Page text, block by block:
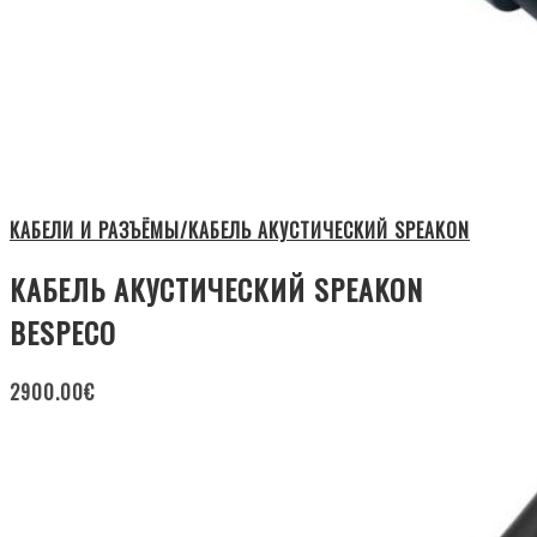
КАБЕЛИ И РАЗЪЁМЫ/КАБЕЛЬ АКУСТИЧЕСКИЙ SPEAKON
КАБЕЛЬ АКУСТИЧЕСКИЙ SPEAKON
BESPECO
2900.00€